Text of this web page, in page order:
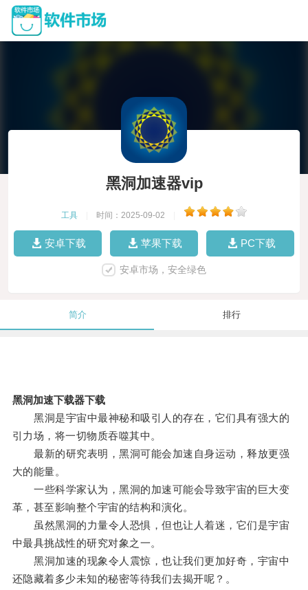
黑洞加速器vip
工具 时间：2025-09-02
安卓下载 苹果下载 PC下载
安卓市场，安全绿色
简介 排行
黑洞加速下载器下载
黑洞是宇宙中最神秘和吸引人的存在，它们具有强大的
引力场，将一切物质吞噬其中。
最新的研究表明，黑洞可能会加速自身运动，释放更强
大的能量。
一些科学家认为，黑洞的加速可能会导致宇宙的巨大变
革，甚至影响整个宇宙的结构和演化。
虽然黑洞的力量令人恐惧，但也让人着迷，它们是宇宙
中最具挑战性的研究对象之一。
黑洞加速的现象令人震惊，也让我们更加好奇，宇宙中
还隐藏着多少未知的秘密等待我们去揭开呢？。